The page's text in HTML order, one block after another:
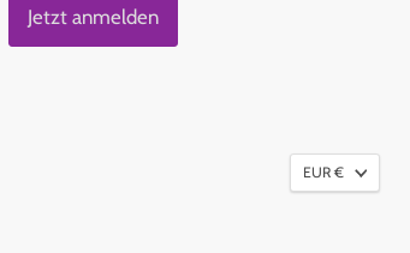
Jetzt anmelden
EUR €